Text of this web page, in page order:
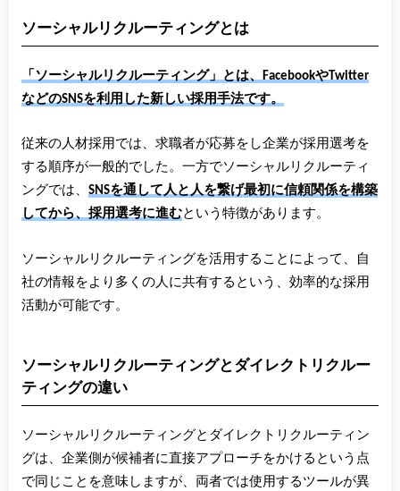
ソーシャルリクルーティングとは
「ソーシャルリクルーティング」とは、FacebookやTwitter
などのSNSを利用した新しい採用手法です。
従来の人材採用では、求職者が応募をし企業が採用選考を
する順序が一般的でした。一方でソーシャルリクルーティ
ングでは、 SNSを通して人と人を繋げ最初に信頼関係を構築
してから、採用選考に進むという特徴があります。
ソーシャルリクルーティングを活用することによって、自
社の情報をより多くの人に共有するという、効率的な採用
活動が可能です。
ソーシャルリクルーティングとダイレクトリクルー
ティングの違い
ソーシャルリクルーティングとダイレクトリクルーティン
グは、企業側が候補者に直接アプローチをかけるという点
で同じことを意味しますが、両者では使用するツールが異